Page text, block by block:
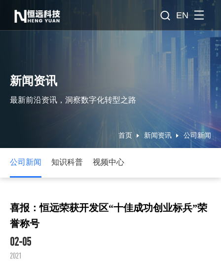
EN
新闻资讯
最新前沿资讯，洞察数字化转型之路
首页 新闻资讯 公司新闻
公司新闻 知识科普 视频中心
喜报：恒远荣获开发区“十佳成功创业标兵”荣
誉称号
02-05
2021